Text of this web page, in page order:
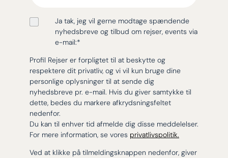
Ja tak, jeg vil gerne modtage spændende
nyhedsbreve og tilbud om rejser, events via
e-mail:*
Profil Rejser er forpligtet til at beskytte og
respektere dit privatliv, og vi vil kun bruge dine
personlige oplysninger til at sende dig
nyhedsbreve pr. e-mail. Hvis du giver samtykke til
dette, bedes du markere afkrydsningsfeltet
nedenfor.
Du kan til enhver tid afmelde dig disse meddelelser.
For mere information, se vores privatlivspolitik.
Ved at klikke på tilmeldingsknappen nedenfor, giver